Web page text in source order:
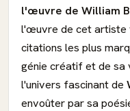
l'œuvre de William
l'œuvre de cet artiste
citations les plus
génie créatif et de sa
l'univers fascinant de
envoûter par sa